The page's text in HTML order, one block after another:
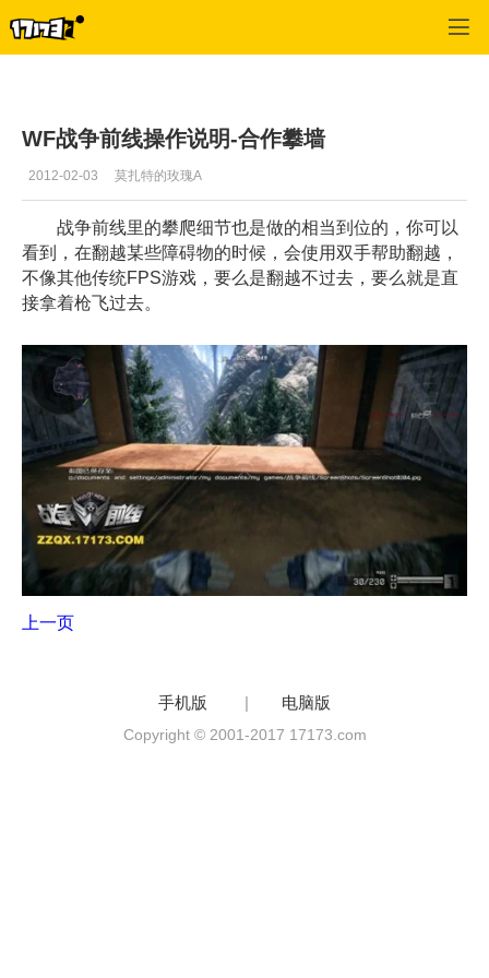
WF战争前线操作说明-合作攀墙
2012-02-03 莫扎特的玫瑰A
战争前线里的攀爬细节也是做的相当到位的，你可以
看到，在翻越某些障碍物的时候，会使用双手帮助翻越，
不像其他传统FPS游戏，要么是翻越不过去，要么就是直
接拿着枪飞过去。
上一页
手机版 | 电脑版
Copyright © 2001-2017 17173.com